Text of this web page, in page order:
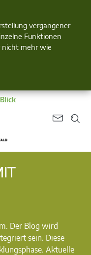
vergangener
Funktionen
nicht mehr wie
Der Blog wird
sein. Diese
Aktuelle